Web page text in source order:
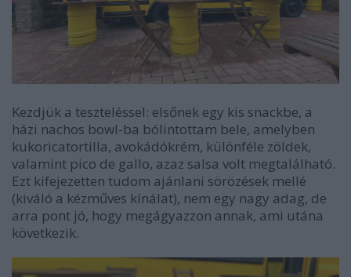
Kezdjük a teszteléssel: elsőnek egy kis snackbe, a
házi nachos bowl-ba bólintottam bele, amelyben
kukoricatortilla, avokádókrém, különféle zöldek,
valamint pico de gallo, azaz salsa volt megtalálható.
Ezt kifejezetten tudom ajánlani sörözések mellé
(kiváló a kézműves kínálat), nem egy nagy adag, de
arra pont jó, hogy megágyazzon annak, ami utána
következik.